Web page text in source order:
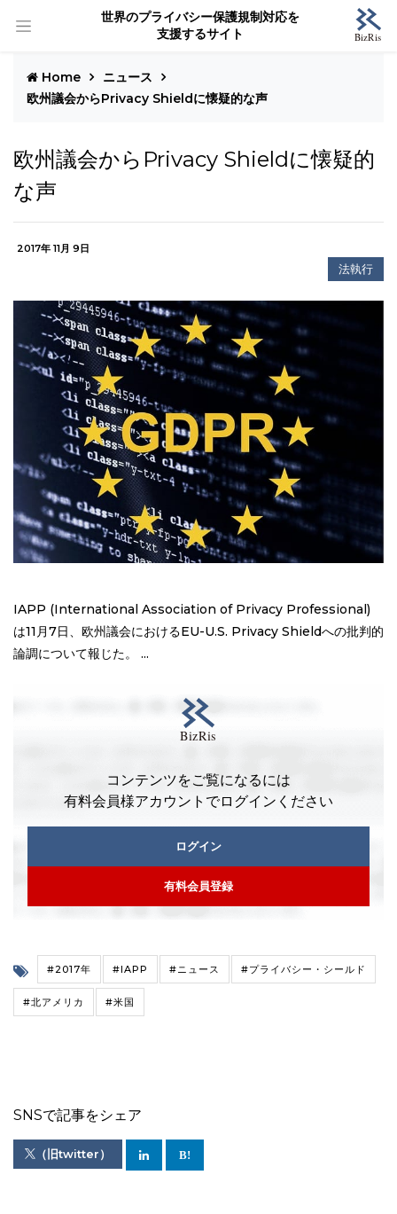
世界のプライバシー保護規制対応を
支援するサイト
Home
ニュース
欧州議会からPrivacy Shieldに懐疑的な声
欧州議会からPrivacy Shieldに懐疑的
な声
2017年 11月 9日
法執行
IAPP (International Association of Privacy Professional)
は11月7日、欧州議会におけるEU-U.S. Privacy Shieldへの批判的
論調について報じた。 ...
コンテンツをご覧になるには
有料会員様アカウントでログインください
ログイン
有料会員登録
#2017年 #IAPP #ニュース #プライバシー・シールド
#北アメリカ #米国
SNSで記事をシェア
（旧twitter）